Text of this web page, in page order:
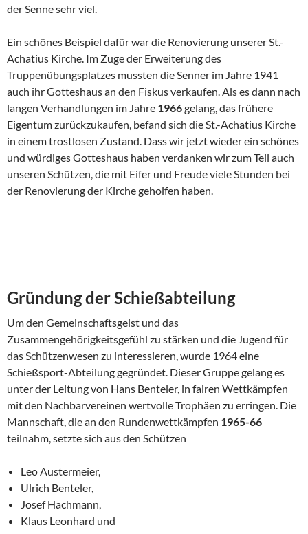
der Senne sehr viel.
Ein schönes Beispiel dafür war die Renovierung unserer St.-
Achatius ­Kirche. Im Zuge der Erweiterung des
Truppenübungsplatzes mussten die Senner im Jahre 1941
auch ihr Gotteshaus an den Fiskus verkau­fen. Als es dann nach
langen Verhandlungen im Jahre 1966gelang, das frühere
Eigentum zurückzukaufen, befand sich die St.-Achatius Kir­che
in einem trostlosen Zustand. Dass wir jetzt wieder ein schönes
und würdiges Gotteshaus haben verdanken wir zum Teil auch
unseren Schüt­zen, die mit Eifer und Freude viele Stunden bei
der Renovierung der Kirche geholfen haben.
Gründung der Schießabteilung
Um den Gemeinschaftsgeist und das
Zusammengehörigkeitsgefühl zu stärken und die Jugend für
das Schützenwesen zu interessieren, wurde 1964 eine
Schießsport-Abteilung gegründet. Dieser Gruppe gelang es
unter der Leitung von Hans Benteler, in fairen Wettkämpfen
mit den Nach­barvereinen wertvolle Trophäen zu erringen. Die
Mannschaft, die an den Rundenwettkämpfen 1965-66
teilnahm, setz­te sich aus den Schützen
Leo Austermeier,
Ulrich Benteler,
Josef Hachmann,
Klaus Leonhard und